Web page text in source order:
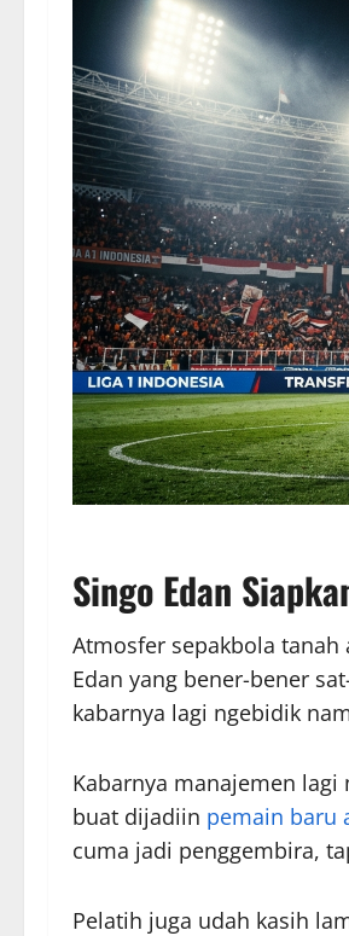
Singo Edan
Atmosfer sepakbola tanah
Edan yang bener-bener
kabarnya lagi ngebidik
Kabarnya manajemen
buat dijadiin pemain baru
cuma jadi penggembira,
Pelatih juga udah kasih